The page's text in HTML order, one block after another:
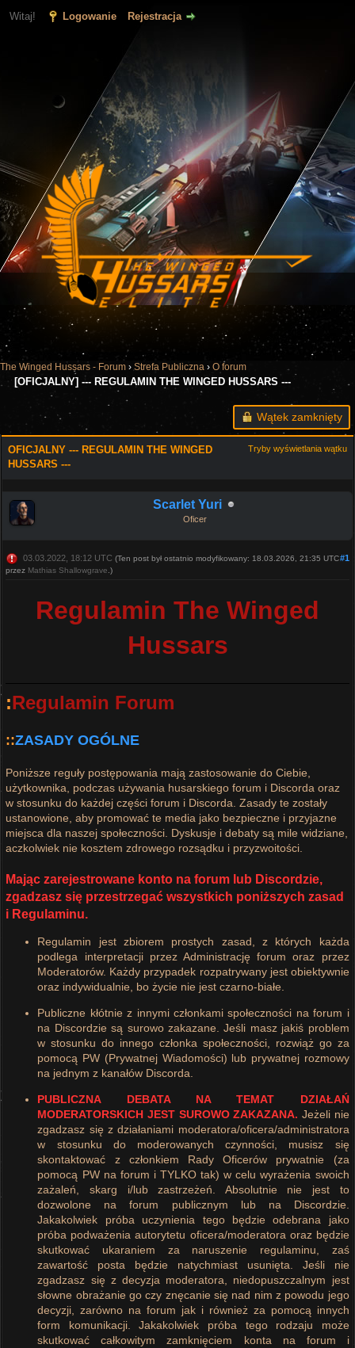
Witaj! Logowanie Rejestracja
The Winged Hussars - Forum ›Strefa Publiczna › O forum
[OFICJALNY] --- REGULAMIN THE WINGED HUSSARS ---
Wątek zamknięty
Tryby wyświetlania wątku
OFICJALNY --- REGULAMIN THE WINGED
HUSSARS ---
Scarlet Yuri
Oficer
#1
03.03.2022, 18:12 UTC(Ten post był ostatnio modyfikowany: 18.03.2026, 21:35 UTC
przez Mathias Shallowgrave .)
Regulamin The Winged
Hussars
:Regulamin Forum
::ZASADY OGÓLNE
Poniższe reguły postępowania mają zastosowanie do Ciebie,
użytkownika, podczas używania husarskiego forum i Discorda oraz
w stosunku do każdej części forum i Discorda. Zasady te zostały
ustanowione, aby promować te media jako bezpieczne i przyjazne
miejsca dla naszej społeczności. Dyskusje i debaty są mile widziane,
aczkolwiek nie kosztem zdrowego rozsądku i przyzwoitości.
Mając zarejestrowane konto na forum lub Discordzie,
zgadzasz się przestrzegać wszystkich poniższych zasad
i Regulaminu.
Regulamin jest zbiorem prostych zasad, z których każda
podlega interpretacji przez Administrację forum oraz przez
Moderatorów. Każdy przypadek rozpatrywany jest obiektywnie
oraz indywidualnie, bo życie nie jest czarno-białe.
Publiczne kłótnie z innymi członkami społeczności na forum i
na Discordzie są surowo zakazane. Jeśli masz jakiś problem
w stosunku do innego członka społeczności, rozwiąż go za
pomocą PW (Prywatnej Wiadomości) lub prywatnej rozmowy
na jednym z kanałów Discorda.
PUBLICZNA DEBATA NA TEMAT DZIAŁAŃ
MODERATORSKICH JEST SUROWO ZAKAZANA. Jeżeli nie
zgadzasz się z działaniami moderatora/oficera/administratora
w stosunku do moderowanych czynności, musisz się
skontaktować z członkiem Rady Oficerów prywatnie (za
pomocą PW na forum i TYLKO tak) w celu wyrażenia swoich
zażaleń, skarg i/lub zastrzeżeń. Absolutnie nie jest to
dozwolone na forum publicznym lub na Discordzie.
Jakakolwiek próba uczynienia tego będzie odebrana jako
próba podważenia autorytetu oficera/moderatora oraz będzie
skutkować ukaraniem za naruszenie regulaminu, zaś
zawartość posta będzie natychmiast usunięta. Jeśli nie
zgadzasz się z decyzja moderatora, niedopuszczalnym jest
słowne obrażanie go czy znęcanie się nad nim z powodu jego
decyzji, zarówno na forum jak i również za pomocą innych
form komunikacji. Jakakolwiek próba tego rodzaju może
skutkować całkowitym zamknięciem konta na forum i